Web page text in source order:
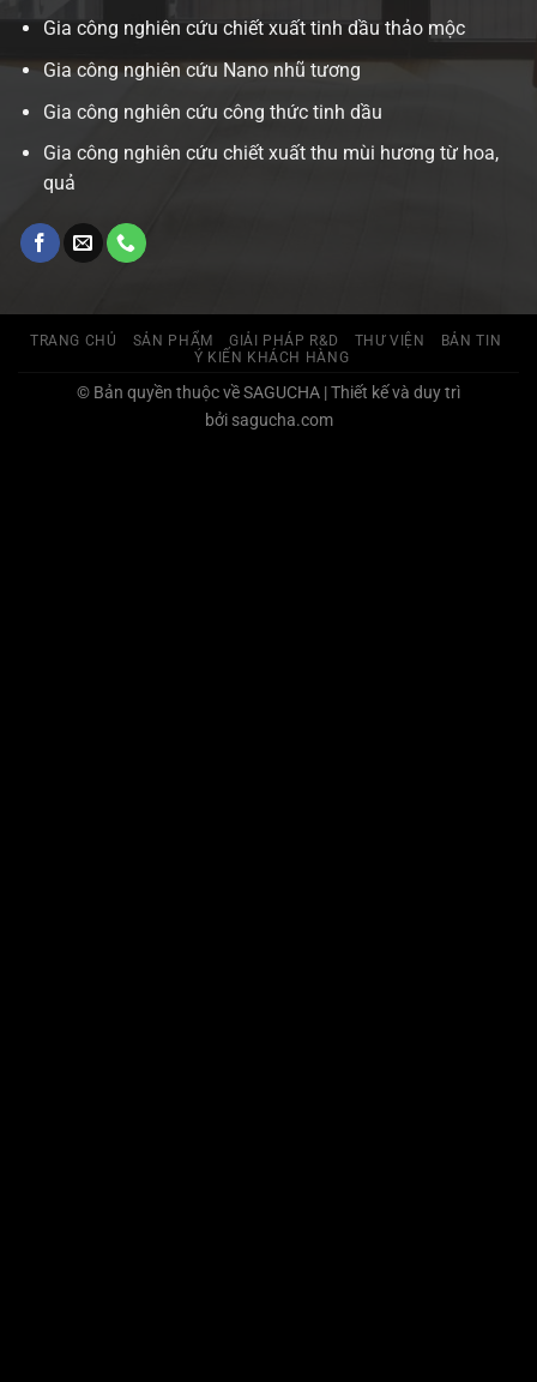
Gia công nghiên cứu chiết xuất tinh dầu thảo mộc
Gia công nghiên cứu Nano nhũ tương
Gia công nghiên cứu công thức tinh dầu
Gia công nghiên cứu chiết xuất thu mùi hương từ hoa,
quả
TRANG CHỦ SẢN PHẨM GIẢI PHÁP R&D THƯ VIỆN
BẢN TIN
Ý KIẾN KHÁCH HÀNG
© Bản quyền thuộc về SAGUCHA | Thiết kế và duy trì
bởi sagucha.com